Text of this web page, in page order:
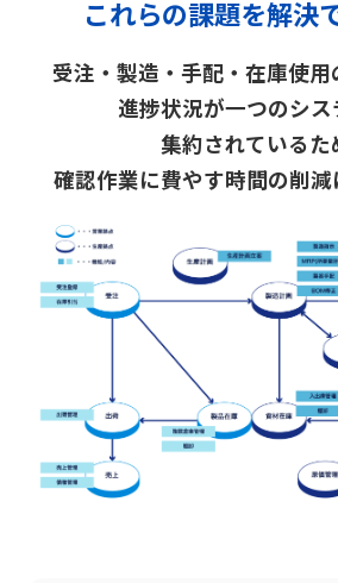
これらの課題を解決
受注・製造・手配・在庫使用
進捗状況が一つのシス
集約されているた
確認作業に費やす時間の削減